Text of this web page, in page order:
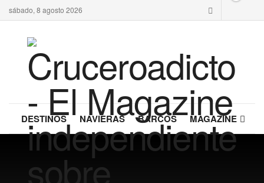
sábado, 8 agosto 2026
DESTINOS NAVIERAS BARCOS MAGAZINE